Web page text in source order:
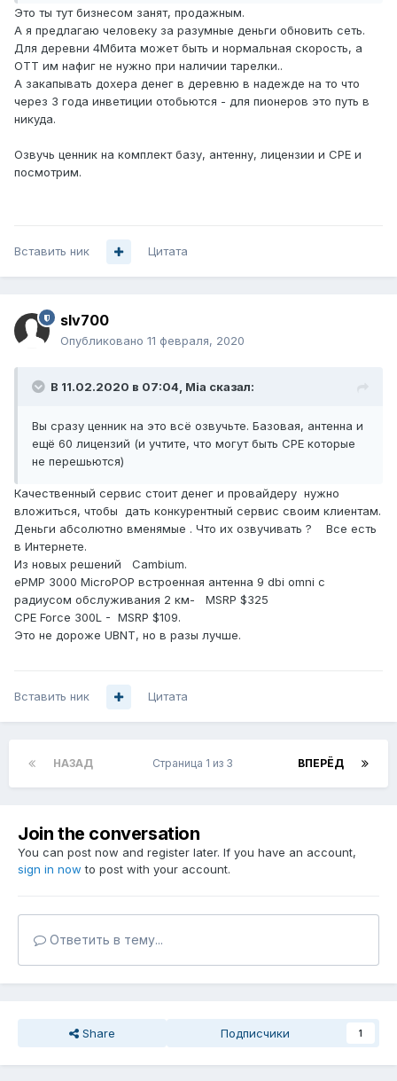
Это ты тут бизнесом занят, продажным.
А я предлагаю человеку за разумные деньги обновить сеть.
Для деревни 4Мбита может быть и нормальная скорость, а
OTT им нафиг не нужно при наличии тарелки..
А закапывать дохера денег в деревню в надежде на то что
через 3 года инветиции отобьются - для пионеров это путь в
никуда.
Озвучь ценник на комплект базу, антенну, лицензии и CPE и
посмотрим.
Вставить ник Цитата
slv700
Опубликовано 11 февраля, 2020
В 11.02.2020 в 07:04, Mia сказал:
Вы сразу ценник на это всё озвучьте. Базовая, антенна и
ещё 60 лицензий (и учтите, что могут быть CPE которые
не перешьются)
Качественный сервис стоит денег и провайдеру нужно
вложиться, чтобы дать конкурентный сервис своим клиентам.
Деньги абсолютно вменямые . Что их озвучивать ? Все есть
в Интернете.
Из новых решений Cambium.
ePMP 3000 MicroPOP встроенная антенна 9 dbi omni c
радиусом обслуживания 2 км- MSRP $325
CPE Force 300L - MSRP $109.
Это не дороже UBNT, но в разы лучше.
Вставить ник Цитата
НАЗАД ВПЕРЁД
Страница 1 из 3
Join the conversation
You can post now and register later. If you have an account,
sign in now to post with your account.
Ответить в тему...
Share Подписчики 1